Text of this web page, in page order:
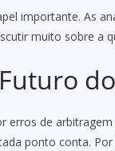
importante. As
muito sobre a
erros de
ponto conta.